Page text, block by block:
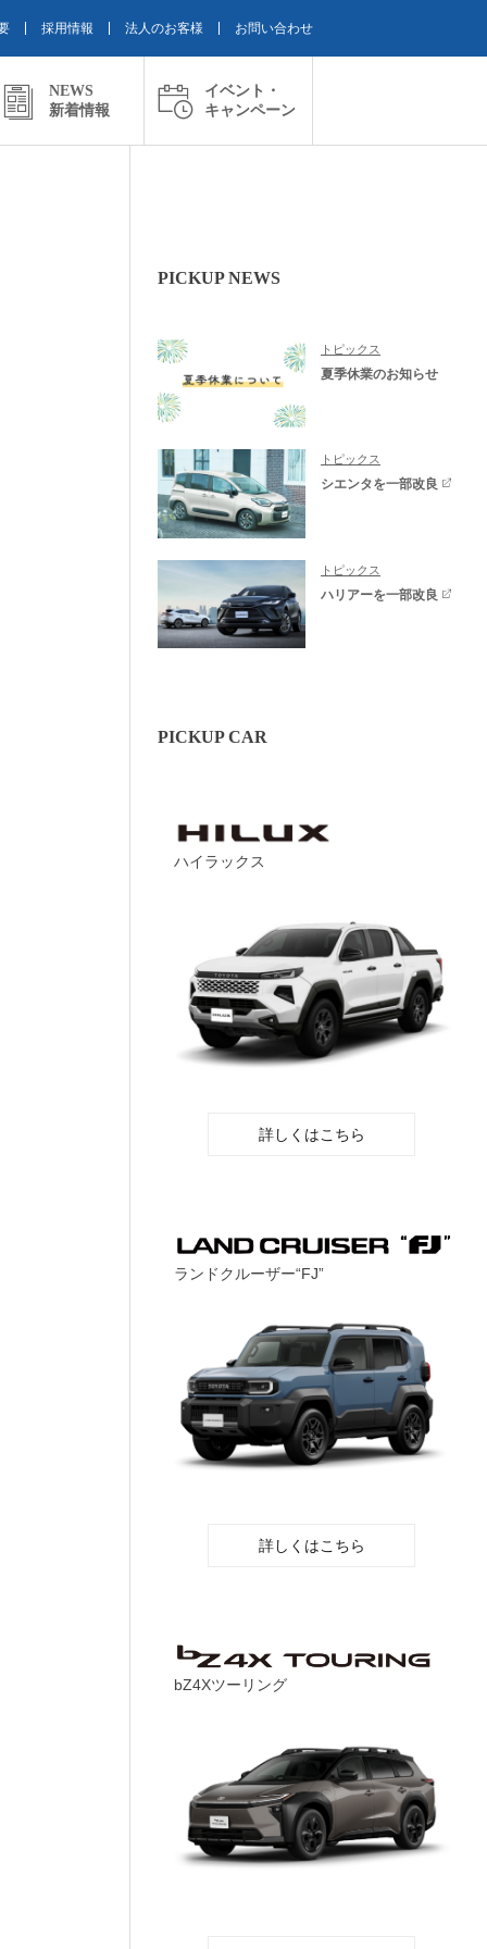
採用情報 法人のお客様 お問い合わせ
NEWS
新着情報
イベント・
キャンペーン
PICKUP NEWS
トピックス
夏季休業のお知らせ
トピックス
シエンタを一部改良
トピックス
ハリアーを一部改良
PICKUP CAR
ハイラックス
詳しくはこちら
ランドクルーザー“FJ”
詳しくはこちら
bZ4Xツーリング